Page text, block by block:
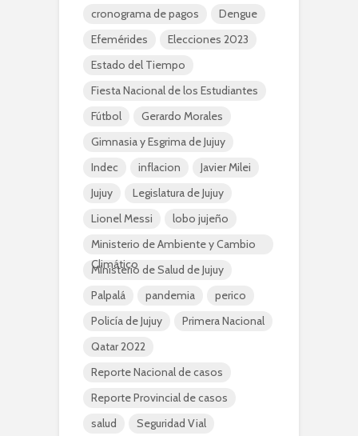
cronograma de pagos
Dengue
Efemérides
Elecciones 2023
Estado del Tiempo
Fiesta Nacional de los Estudiantes
Fútbol
Gerardo Morales
Gimnasia y Esgrima de Jujuy
Indec
inflacion
Javier Milei
Jujuy
Legislatura de Jujuy
Lionel Messi
lobo jujeño
Ministerio de Ambiente y Cambio
Climático
Ministerio de Salud de Jujuy
Palpalá
pandemia
perico
Policía de Jujuy
Primera Nacional
Qatar 2022
Reporte Nacional de casos
Reporte Provincial de casos
salud
Seguridad Vial